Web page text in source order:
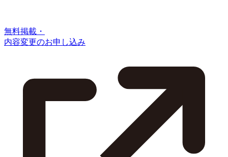
無料掲載・
内容変更のお申し込み